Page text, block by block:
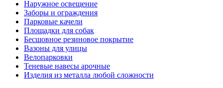
Наружное освещение
Заборы и ограждения
Парковые качели
Площадки для собак
Бесшовное резиновое покрытие
Вазоны для улицы
Велопарковки
Теневые навесы арочные
Изделия из металла любой сложности